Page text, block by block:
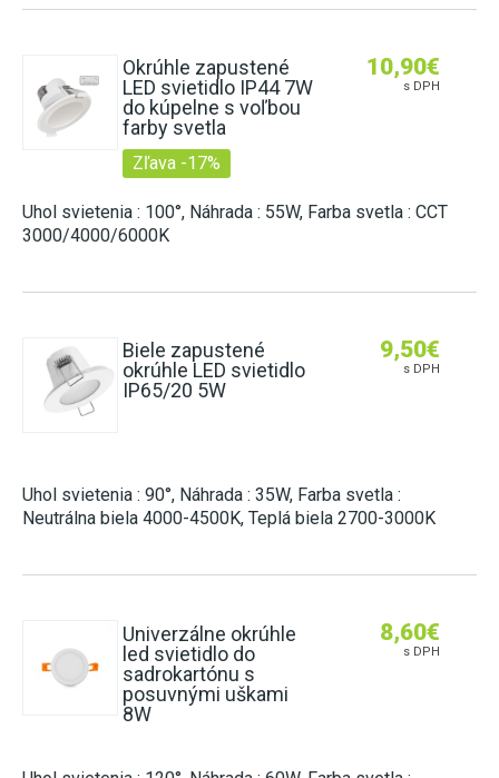
Okrúhle zapustené
LED svietidlo IP44 7W
do kúpelne s voľbou
farby svetla
Zľava -17%
10,90€
s DPH
Uhol svietenia : 100°, Náhrada : 55W, Farba svetla : CCT
3000/4000/6000K
Biele zapustené
okrúhle LED svietidlo
IP65/20 5W
9,50€
s DPH
Uhol svietenia : 90°, Náhrada : 35W, Farba svetla :
Neutrálna biela 4000-4500K, Teplá biela 2700-3000K
Univerzálne okrúhle
led svietidlo do
sadrokartónu s
posuvnými uškami
8W
8,60€
s DPH